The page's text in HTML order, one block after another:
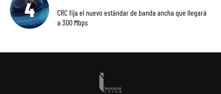
CRC fija el nuevo estándar de banda ancha que llegará
a 300 Mbps